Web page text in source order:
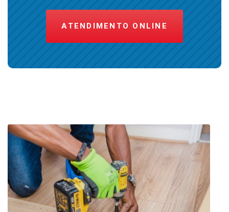
ATENDIMENTO ONLINE